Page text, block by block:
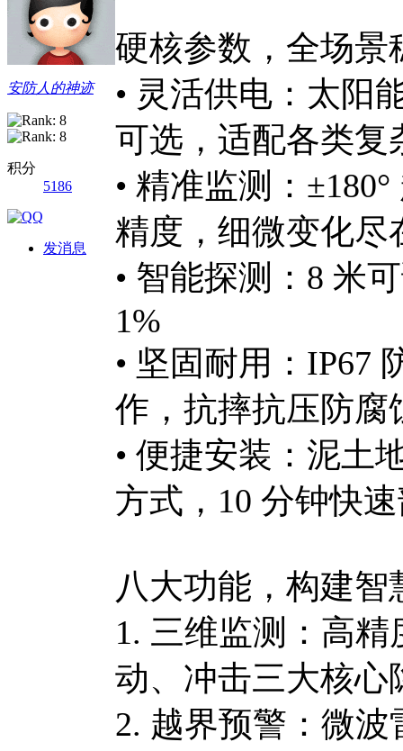
安防人的神迹
积分
5186
发消息
硬核参数，全场景
• 灵活供电：太阳
可选，适配各类复
• 精准监测：
精度，细微变化尽
• 智能探测：8 米
1%
• 坚固耐用：IP67
作，抗摔抗压防腐
• 便捷安装：泥土
方式，10 分钟快
八大功能，构建智
1. 三维监测：高
动、冲击三大核心
2. 越界预警：微